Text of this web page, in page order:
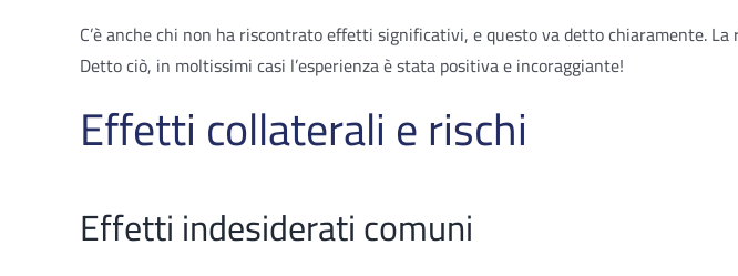
C’è anche chi non ha riscontrato effetti significativi, e questo va detto chiaramente.
Detto ciò, in moltissimi casi l’esperienza è stata positiva e incoraggiante!
Effetti collaterali e rischi
Effetti indesiderati comuni